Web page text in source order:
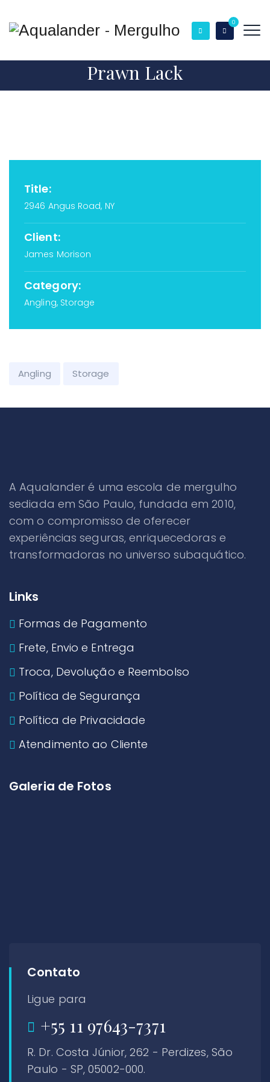
0
Prawn Lack
Title:
2946 Angus Road, NY
Client:
James Morison
Category:
Angling, Storage
Angling Storage
A Aqualander é uma escola de mergulho
sediada em São Paulo, fundada em 2010,
com o compromisso de oferecer
experiências seguras, enriquecedoras e
transformadoras no universo subaquático.
Links
Formas de Pagamento
Frete, Envio e Entrega
Troca, Devolução e Reembolso
Política de Segurança
Política de Privacidade
Atendimento ao Cliente
Galeria de Fotos
Contato
Ligue para
+55 11 97643-7371
R. Dr. Costa Júnior, 262 - Perdizes, São
Paulo - SP, 05002-000.